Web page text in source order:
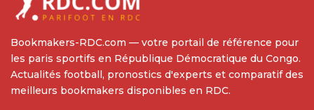
Bookmakers-RDC.com — votre portail de référence pour
les paris sportifs en République Démocratique du Congo.
Actualités football, pronostics d'experts et comparatif des
meilleurs bookmakers disponibles en RDC.